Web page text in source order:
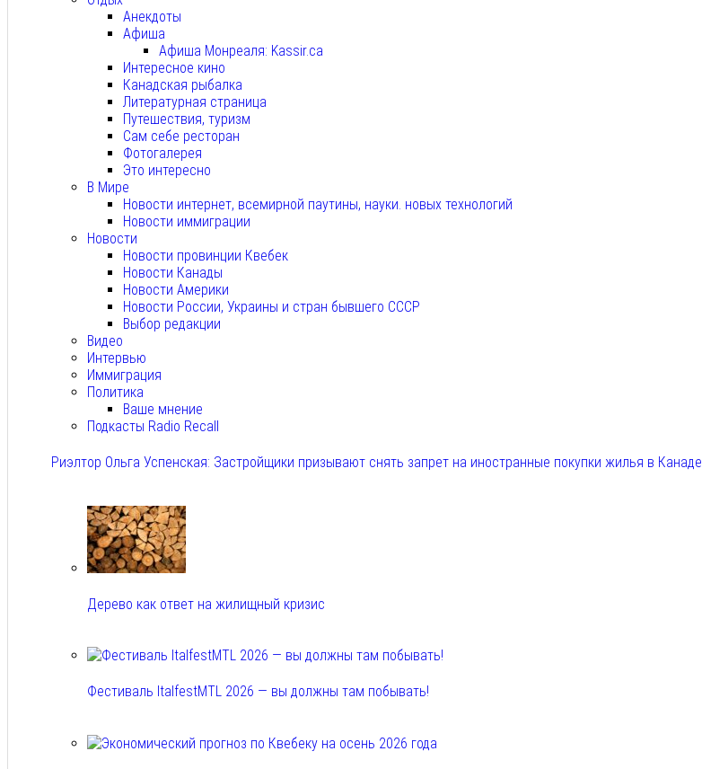
Анекдоты
Афиша
Афиша Монреаля: Kassir.ca
Интересное кино
Канадская рыбалка
Литературная страница
Путешествия, туризм
Сам себе ресторан
Фотогалерея
Это интересно
В Мире
Новости интернет, всемирной паутины, науки. новых технологий
Новости иммиграции
Новости
Новости провинции Квебек
Новости Канады
Новости Америки
Новости России, Украины и стран бывшего СССР
Выбор редакции
Видео
Интервью
Иммиграция
Политика
Ваше мнение
Подкасты Radio Recall
Риэлтор Ольга Успенская: Застройщики призывают снять запрет на иностранные покупки жилья в Канаде
Дерево как ответ на жилищный кризис
Фестиваль ItalfestMTL 2026 — вы должны там побывать!